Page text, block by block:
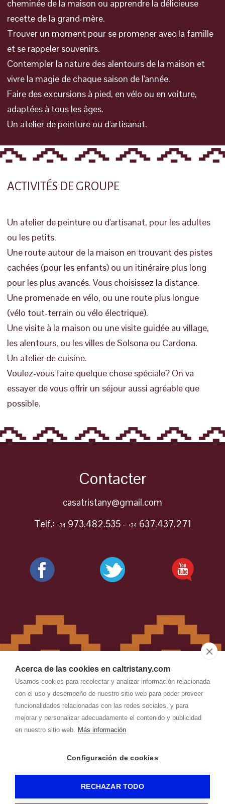
Acerca de las cookies en caltristany.com
Usamos cookies para recolectar y analizar información relacionada
con el uso y desempeño de nuestro sitio web para poder proveer
funcionalidades relacionadas con las redes sociales, y para
mejorar y personalizar adecuadamente el contenido y publicidad
en nuestro sitio web. Más información
Configuración de cookies
RECHAZAR TODO
cheminée de la maison ou apprendre la délicieuse
recette de la grand-mère.
Trouver un moment pour se promener avec la famille
et se rappeler souvenirs.
Contempler la nature des alentours de la maison et
vivre la magie de chaque saison de l'année.
Faire des excursions à pied, en vélo ou en voiture,
adaptées à tous les âges.
Un atelier de peinture ou d'artisanat.
ACTIVITÉS DE GROUPE
Un atelier de peinture ou d'artisanat, pour les adultes
ou les petits.
Une route autour de la maison en trouvant des pistes
cachées (pour les enfants) ou un itinéraire plus long
pour les plus avancés. Vous choisissez la distance.
Une promenade en vélo, ou une route plus longue
(vélo tout-terrain ou vélo électrique).
Une visite à la maison ou une visite guidée au village,
les alentours, ou les villes de Solsona ou Cardona.
Un atelier de cuisine.
Voulez-vous faire quelque chose spéciale? On va
essayer de vous offrir un séjour aussi agréable que
possible.
Contacter
casatristany@gmail.com
Telf.: +34973.482.535 - +34637.437.271
CAL TRISTANY- Aviso legal -
Política de privacidad-Política de cookies- by
RuralesDATA-